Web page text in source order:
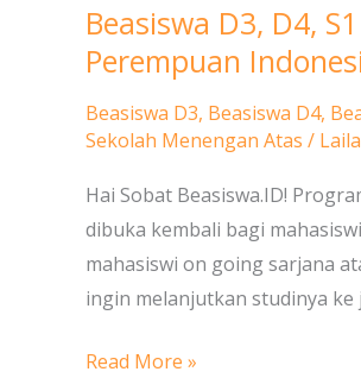
Beasiswa D3, D4,
Perempuan
Beasiswa D3, Beasiswa D4,
Sekolah Menengan Atas /
Hai Sobat Beasiswa.ID!
dibuka kembali bagi
mahasiswi on going sarjana
ingin melanjutkan studinya ke
Beasiswa
D3,
S1
Siswi
SMA/SMK/MA
untuk
Anak
Indonesia
Read More »